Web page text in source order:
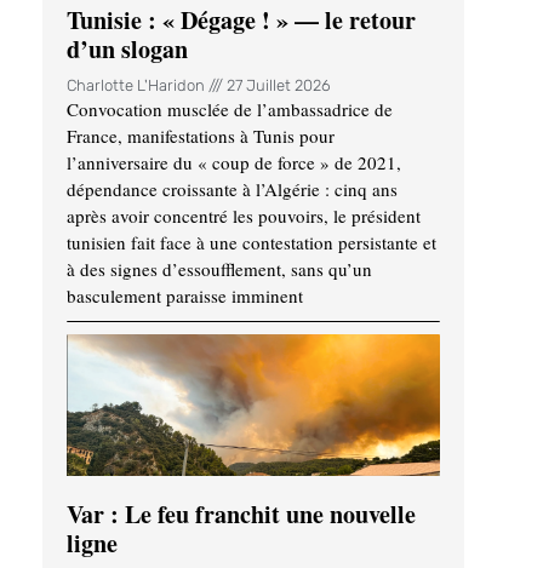
Tunisie : « Dégage ! » — le retour
d’un slogan
Charlotte L'Haridon 27 Juillet 2026
Convocation musclée de l’ambassadrice de
France, manifestations à Tunis pour
l’anniversaire du « coup de force » de 2021,
dépendance croissante à l’Algérie : cinq ans
après avoir concentré les pouvoirs, le président
tunisien fait face à une contestation persistante et
à des signes d’essoufflement, sans qu’un
basculement paraisse imminent
Var : Le feu franchit une nouvelle
ligne